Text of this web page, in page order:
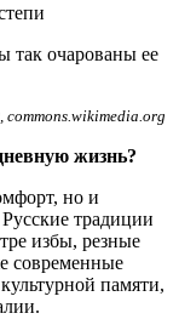
жизнь?
но и
традиции
избы, резные
современные
памяти,